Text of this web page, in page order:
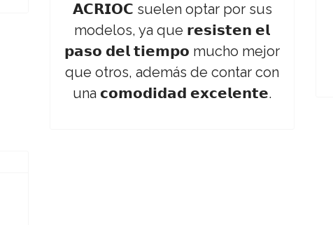
𝗔𝗖𝗥𝗜𝗢𝗖 suelen optar por sus
modelos, ya que 𝗿𝗲𝘀𝗶𝘀𝘁𝗲𝗻 𝗲𝗹
𝗽𝗮𝘀𝗼 𝗱𝗲𝗹 𝘁𝗶𝗲𝗺𝗽𝗼 mucho mejor
que otros, además de contar con
una 𝗰𝗼𝗺𝗼𝗱𝗶𝗱𝗮𝗱 𝗲𝘅𝗰𝗲𝗹𝗲𝗻𝘁𝗲.